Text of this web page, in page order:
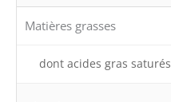
Matières grasses
dont acides gras saturés